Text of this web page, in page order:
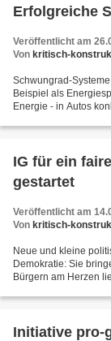
Erfolgreiche
Veröffentlicht am
Von kritisch-
Schwungrad-
Beispiel als
Energie - in Autos
IG für ein
gestartet
Veröffentlicht am
Von kritisch-
Neue und kleine
Demokratie: Sie
Bürgern am Herzen
Initiative pro-